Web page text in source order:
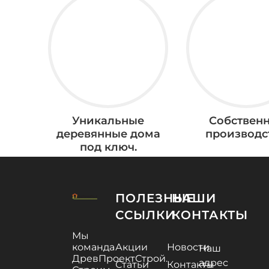
Уникальные
деревянные дома
под ключ.
Мы
команда
ДревПроектСтрой.
ПОЛЕЗНЫЕ
ССЫЛКИ
Акции
Новости
Статьи
Контакты
НАШИ
КОНТАКТЫ
Наш
адрес